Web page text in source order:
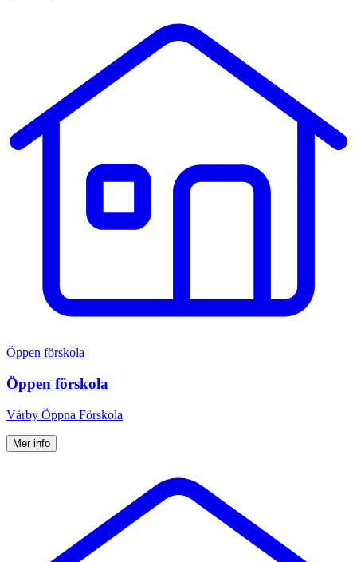
Öppen förskola
Öppen förskola
Vårby Öppna Förskola
Mer info